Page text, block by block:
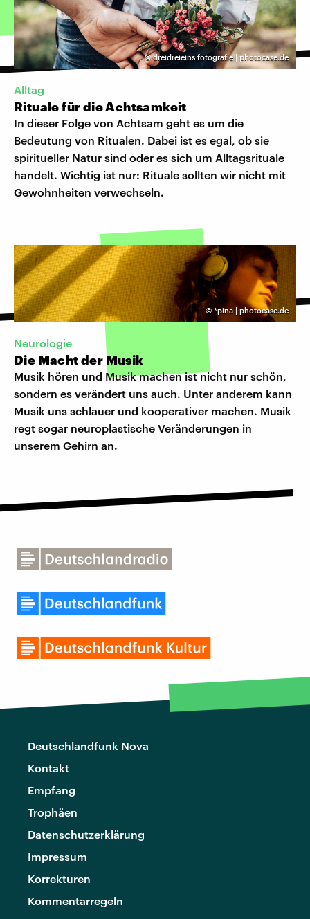
©dreidreieins fotografie | photocase.de
Alltag
Rituale für die Achtsamkeit
In dieser Folge von Achtsam geht es um die
Bedeutung von Ritualen. Dabei ist es egal, ob sie
spiritueller Natur sind oder es sich um Alltagsrituale
handelt. Wichtig ist nur: Rituale sollten wir nicht mit
Gewohnheiten verwechseln.
©*pina | photocase.de
Neurologie
Die Macht der Musik
Musik hören und Musik machen ist nicht nur schön,
sondern es verändert uns auch. Unter anderem kann
Musik uns schlauer und kooperativer machen. Musik
regt sogar neuroplastische Veränderungen in
unserem Gehirn an.
Deutschlandfunk Nova
Kontakt
Empfang
Trophäen
Datenschutzerklärung
Impressum
Korrekturen
Kommentarregeln